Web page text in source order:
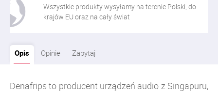
Wszystkie produkty wysyłamy na terenie Polski, do
krajów EU oraz na cały świat
Opis Opinie Zapytaj
Denafrips to producent urządzeń audio z Singapuru,